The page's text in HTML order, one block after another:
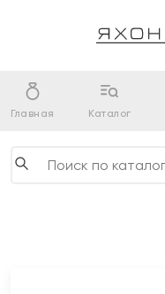
Главная Каталог